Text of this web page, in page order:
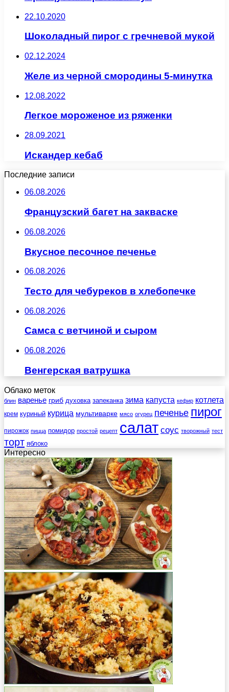
22.10.2020
Шоколадный пирог с гречневой мукой
02.12.2024
Желе из черной смородины 5-минутка
12.08.2022
Легкое мороженое из ряженки
28.09.2021
Искандер кебаб
Последние записи
06.08.2026
Французский багет на закваске
06.08.2026
Вкусное песочное печенье
06.08.2026
Тесто для чебуреков в хлебопечке
06.08.2026
Самса с ветчиной и сыром
06.08.2026
Венгерская ватрушка
Облако меток
блин варенье гриб духовка запеканка зима капуста кефир котлета
крем куриный курица мультиварке мясо огурец печенье пирог
пирожок пицца помидор простой рецепт салат соус творожный тест
торт яблоко
Интересно